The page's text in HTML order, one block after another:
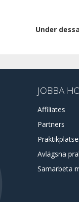
Under
JOBBA
Affiliates
Partners
Avlägsna
Samarbeta